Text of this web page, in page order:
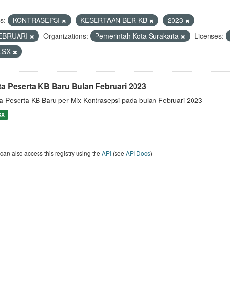
KONTRASEPSI KESERTAAN BER-KB
2023
Organizations: Pemerintah Kota Surakarta Licenses:
Peserta KB Baru Bulan Februari 2023
Peserta KB Baru per Mix Kontrasepsi pada bulan Februari 2023
also access this registry using the API (see API Docs).